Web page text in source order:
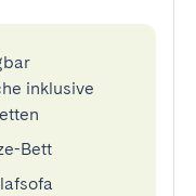
inklusive
Bett